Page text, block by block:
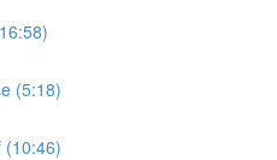
(5:18)
(10:46)